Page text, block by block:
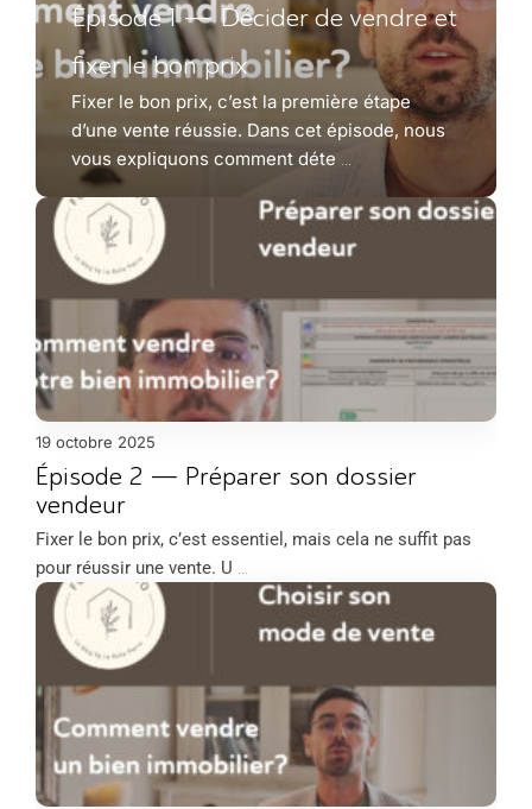
Épisode 1 — Décider de vendre et
fixer le bon prix
Fixer le bon prix, c’est la première étape
d’une vente réussie. Dans cet épisode, nous
vous expliquons comment déte ...
19 octobre 2025
Épisode 2 — Préparer son dossier
vendeur
Fixer le bon prix, c’est essentiel, mais cela ne suffit pas
pour réussir une vente. U ...